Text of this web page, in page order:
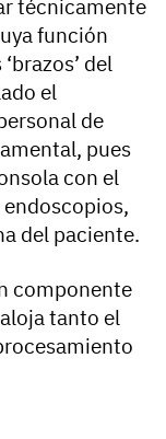
técnicamente
función
del
el
de
pues
con el
del paciente.
componente
tanto el